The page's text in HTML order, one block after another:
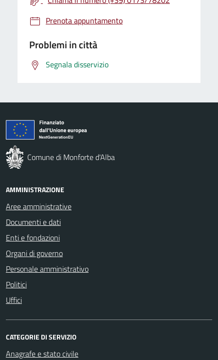
Prenota appuntamento
Problemi in città
Segnala disservizio
Comune di Monforte d'Alba
AMMINISTRAZIONE
Aree amministrative
Documenti e dati
Enti e fondazioni
Organi di governo
Personale amministrativo
Politici
Uffici
CATEGORIE DI SERVIZIO
Anagrafe e stato civile